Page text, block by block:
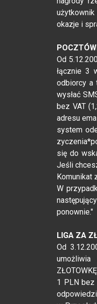
okazje i
Od
łącznie 3
odbiorcy a
wysłać
bez VAT
adresu
system
się do
Jeśli
Komunikat
W
ponownie."
LIGA ZA
Od
umożliwia
1 PLN bez